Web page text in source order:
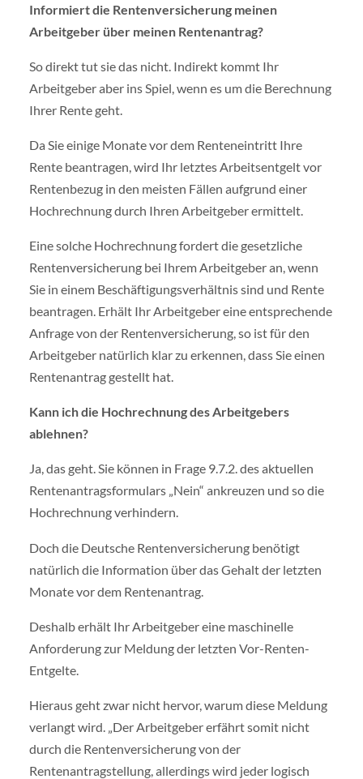
Informiert die Rentenversicherung meinen
Arbeitgeber über meinen Rentenantrag?
So direkt tut sie das nicht. Indirekt kommt Ihr
Arbeitgeber aber ins Spiel, wenn es um die Berechnung
Ihrer Rente geht.
Da Sie einige Monate vor dem Renteneintritt Ihre
Rente beantragen, wird Ihr letztes Arbeitsentgelt vor
Rentenbezug in den meisten Fällen aufgrund einer
Hochrechnung durch Ihren Arbeitgeber ermittelt.
Eine solche Hochrechnung fordert die gesetzliche
Rentenversicherung bei Ihrem Arbeitgeber an, wenn
Sie in einem Beschäftigungsverhältnis sind und Rente
beantragen. Erhält Ihr Arbeitgeber eine entsprechende
Anfrage von der Rentenversicherung, so ist für den
Arbeitgeber natürlich klar zu erkennen, dass Sie einen
Rentenantrag gestellt hat.
Kann ich die Hochrechnung des Arbeitgebers
ablehnen?
Ja, das geht. Sie können in Frage 9.7.2. des aktuellen
Rentenantragsformulars „Nein“ ankreuzen und so die
Hochrechnung verhindern.
Doch die Deutsche Rentenversicherung benötigt
natürlich die Information über das Gehalt der letzten
Monate vor dem Rentenantrag.
Deshalb erhält Ihr Arbeitgeber eine maschinelle
Anforderung zur Meldung der letzten Vor-Renten-
Entgelte.
Hieraus geht zwar nicht hervor, warum diese Meldung
verlangt wird. „Der Arbeitgeber erfährt somit nicht
durch die Rentenversicherung von der
Rentenantragstellung, allerdings wird jeder logisch